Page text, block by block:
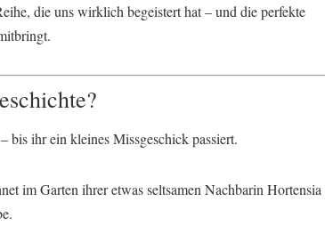
die uns wirklich begeistert hat – und die perfekte
bis ihr ein kleines Missgeschick passiert.
im Garten ihrer etwas seltsamen Nachbarin Hortensia